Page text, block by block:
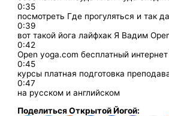
0:35
посмотреть Где прогуляться и так
0:39
вот такой йога лайфхак Я Вадим
0:42
Open yoga.com бесплатный интернет
0:45
курсы платная подготовка
0:47
на русском и английском
Поделиться Открытой Йогой: